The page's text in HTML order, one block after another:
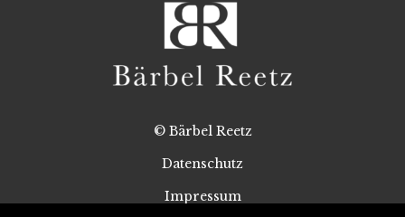
© Bärbel Reetz
Datenschutz
Impressum